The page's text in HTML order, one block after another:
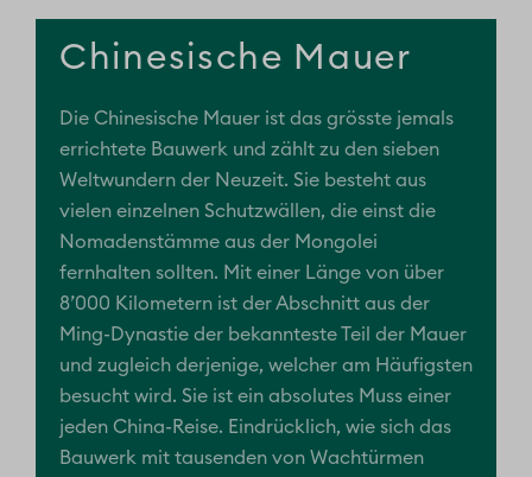
Chinesische Mauer
Die Chinesische Mauer ist das grösste jemals
errichtete Bauwerk und zählt zu den sieben
Weltwundern der Neuzeit. Sie besteht aus
vielen einzelnen Schutzwällen, die einst die
Nomadenstämme aus der Mongolei
fernhalten sollten. Mit einer Länge von über
8’000 Kilometern ist der Abschnitt aus der
Ming-Dynastie der bekannteste Teil der Mauer
und zugleich derjenige, welcher am Häufigsten
besucht wird. Sie ist ein absolutes Muss einer
jeden China-Reise. Eindrücklich, wie sich das
Bauwerk mit tausenden von Wachtürmen